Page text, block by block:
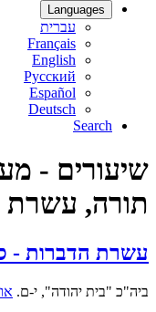
Languages
עברית
Français
English
Русский
Español
Deutsch
Search
שיעורים -
תורה, עשרת
עשרת הדברות -
ביה"כ "בית יהודה", י-ם.